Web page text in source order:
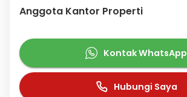
Anggota Kantor Properti
Kontak WhatsApp
Hubungi Saya